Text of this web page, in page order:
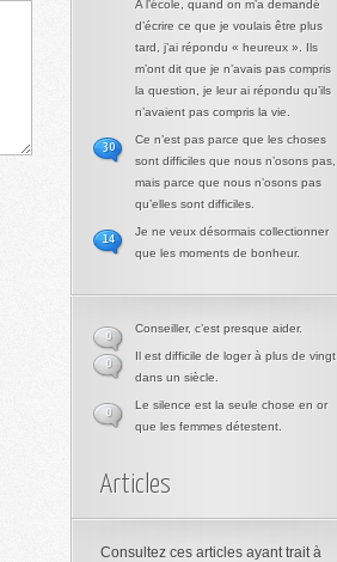
A l’école, quand on m’a demandé
d’écrire ce que je voulais être plus
tard, j’ai répondu « heureux ». Ils
m’ont dit que je n’avais pas compris
la question, je leur ai répondu qu’ils
n’avaient pas compris la vie.
Ce n’est pas parce que les choses
sont difficiles que nous n’osons pas,
mais parce que nous n’osons pas
qu’elles sont difficiles.
30
Je ne veux désormais collectionner
que les moments de bonheur.
14
Conseiller, c’est presque aider.
0
Il est difficile de loger à plus de vingt
dans un siècle.
0
Le silence est la seule chose en or
que les femmes détestent.
0
Articles
Consultez ces articles ayant trait à